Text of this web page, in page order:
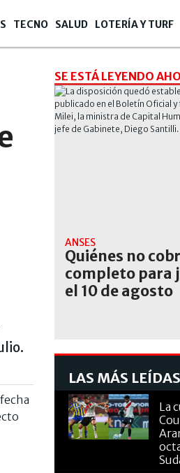
TECNO SALUD LOTERÍA Y TURF
SE ESTÁ LEYENDO
ANSES
Quiénes no
completo para
el 10 de agosto
LAS MÁS LEÍDAS
La